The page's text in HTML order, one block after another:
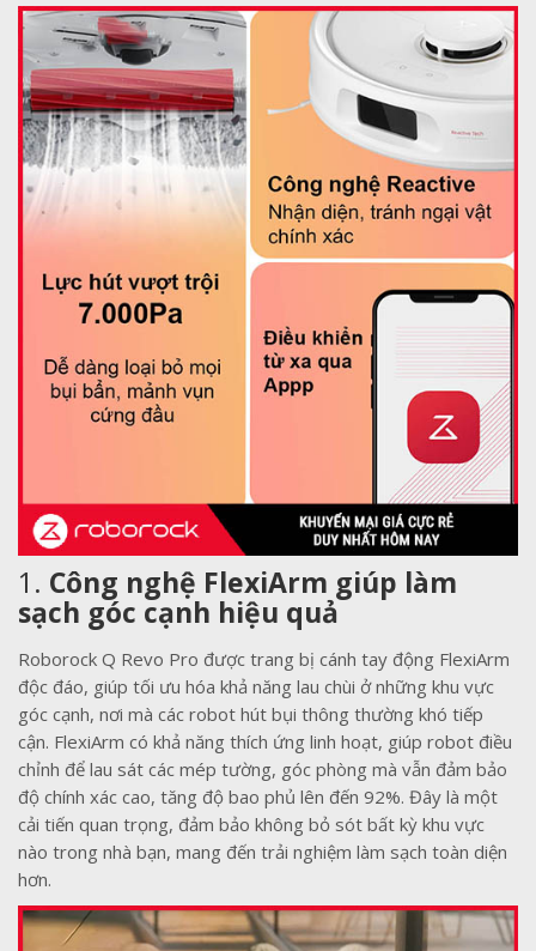
1. Công nghệ FlexiArm giúp làm
sạch góc cạnh hiệu quả
Roborock Q Revo Pro được trang bị cánh tay động FlexiArm
độc đáo, giúp tối ưu hóa khả năng lau chùi ở những khu vực
góc cạnh, nơi mà các robot hút bụi thông thường khó tiếp
cận. FlexiArm có khả năng thích ứng linh hoạt, giúp robot điều
chỉnh để lau sát các mép tường, góc phòng mà vẫn đảm bảo
độ chính xác cao, tăng độ bao phủ lên đến 92%. Đây là một
cải tiến quan trọng, đảm bảo không bỏ sót bất kỳ khu vực
nào trong nhà bạn, mang đến trải nghiệm làm sạch toàn diện
hơn.